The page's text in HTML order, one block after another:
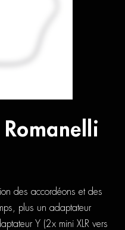
des accordéons et des
plus un adaptateur
Y (2x mini XLR vers